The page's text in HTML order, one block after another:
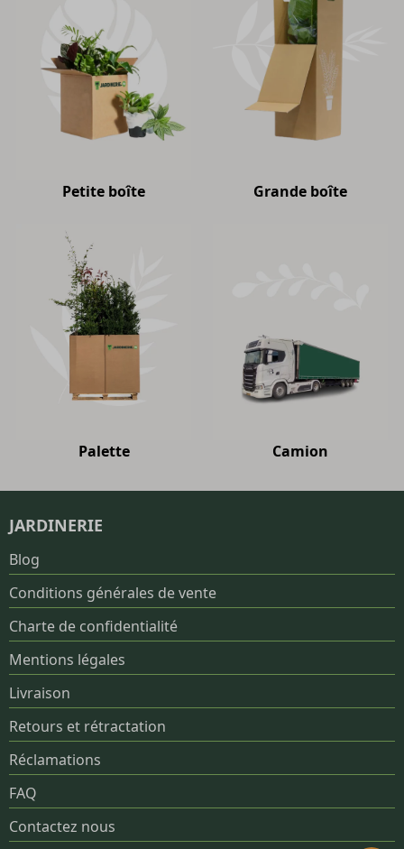
Petite boîte Grande boîte
Palette Camion
JARDINERIE
Blog
Conditions générales de vente
Charte de confidentialité
Mentions légales
Livraison
Retours et rétractation
Réclamations
FAQ
Contactez nous